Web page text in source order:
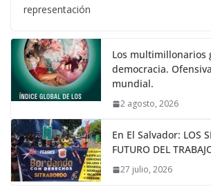
representación
Los multimillonarios
democracia.
mundial.
2 agosto, 2026
En El Salvador: LOS
FUTURO DEL
27 julio, 2026